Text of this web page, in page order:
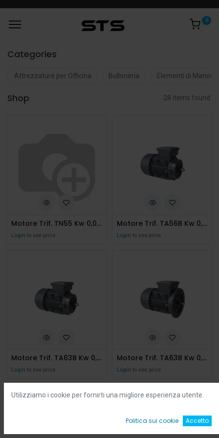
Default
0
Categories
Attrezzature per Officina Bulloneria Elementi di
Shop 28 items found.
Motore Trif. TN55 Kw 0,06 4 Poli 56/B14
Login to see price
Motore Trif. TA56B Kw 0,09 4 Poli 56/B14
Login to see price
Motore Trif. TA63B Kw 0,18 4 Poli 63/B14
Login to see price
Motore Trif. TA63B Kw 0,18 4 Poli 63/B5 IE2
Login to see price
Utilizziamo i cookie per fornirti una migliore esperienza utente.
Politica sui cookie Accetto